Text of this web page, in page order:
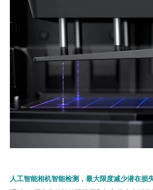
人工智能相机智能检测，最大限度减少潜在损